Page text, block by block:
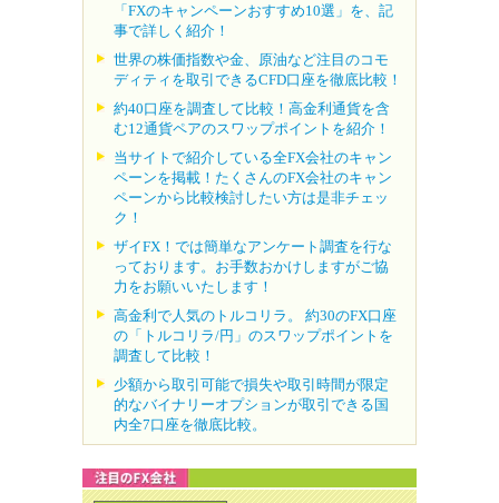
「FXのキャンペーンおすすめ10選」を、記
事で詳しく紹介！
世界の株価指数や金、原油など注目のコモ
ディティを取引できるCFD口座を徹底比較！
約40口座を調査して比較！高金利通貨を含
む12通貨ペアのスワップポイントを紹介！
当サイトで紹介している全FX会社のキャン
ペーンを掲載！たくさんのFX会社のキャン
ペーンから比較検討したい方は是非チェッ
ク！
ザイFX！では簡単なアンケート調査を行な
っております。お手数おかけしますがご協
力をお願いいたします！
高金利で人気のトルコリラ。 約30のFX口座
の「トルコリラ/円」のスワップポイントを
調査して比較！
少額から取引可能で損失や取引時間が限定
的なバイナリーオプションが取引できる国
内全7口座を徹底比較。